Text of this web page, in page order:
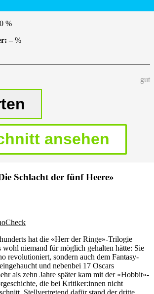
0 %
– %
gut
Schlacht der fünf Heere»
hat die «Herr der Ringe»-Trilogie
wohl niemand für möglich gehalten hätte: Sie
revolutioniert, sondern auch dem Fantasy-
und nebenbei 17 Oscars
als zehn Jahre später kam mit der «Hobbit»-
die bei Kritiker:innen nicht